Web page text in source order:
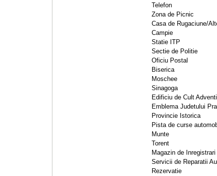
Telefon
Zona de Picnic
Casa de Rugaciune/
Campie
Statie ITP
Sectie de Politie
Oficiu Postal
Biserica
Moschee
Sinagoga
Edificiu de Cult
Emblema Judetului
Provincie Istorica
Pista de curse
Munte
Torent
Magazin de
Servicii de Reparatii
Rezervatie